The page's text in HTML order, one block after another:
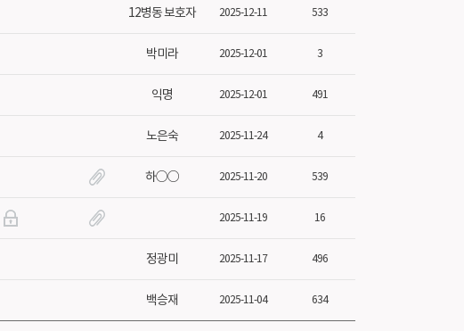
12병동 보호자 2025-12-11 533
박미라 2025-12-01 3
익명 2025-12-01 491
노은숙 2025-11-24 4
하○○ 2025-11-20 539
2025-11-19 16
정광미 2025-11-17 496
백승재 2025-11-04 634